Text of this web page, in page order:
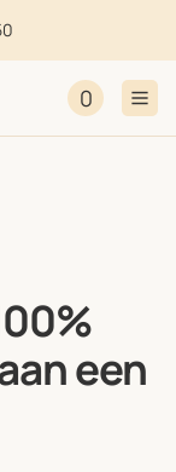
0
een